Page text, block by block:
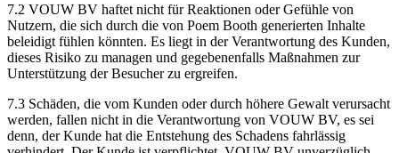
7.2 VOUW BV haftet nicht für Reaktionen oder Gefühle von
Nutzern, die sich durch die von Poem Booth generierten Inhalte
beleidigt fühlen könnten. Es liegt in der Verantwortung des Kunden,
dieses Risiko zu managen und gegebenenfalls Maßnahmen zur
Unterstützung der Besucher zu ergreifen.
7.3 Schäden, die vom Kunden oder durch höhere Gewalt verursacht
werden, fallen nicht in die Verantwortung von VOUW BV, es sei
denn, der Kunde hat die Entstehung des Schadens fahrlässig